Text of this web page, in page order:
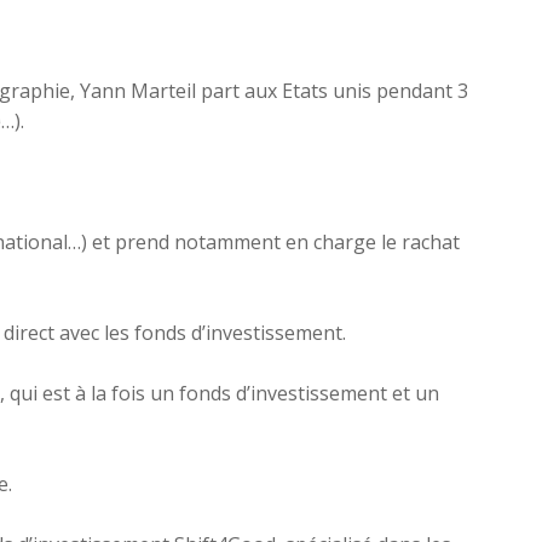
Yann Marteil part aux Etats unis pendant 3
et prend notamment en charge le rachat
avec les fonds d’investissement.
est à la fois un fonds d’investissement et un